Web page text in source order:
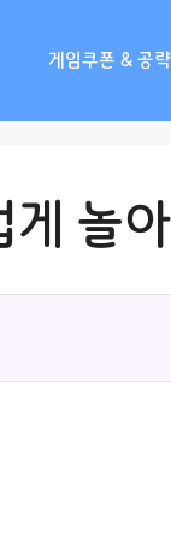
게임쿠폰 & 공
놀